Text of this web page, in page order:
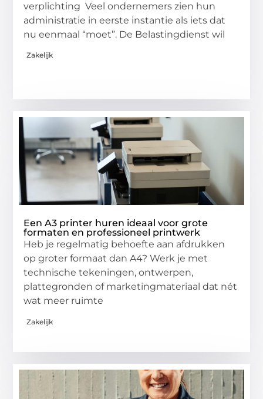
verplichting Veel ondernemers zien hun
administratie in eerste instantie als iets dat
nu eenmaal “moet”. De Belastingdienst wil
Zakelijk
Een A3 printer huren ideaal voor grote
formaten en professioneel printwerk
Heb je regelmatig behoefte aan afdrukken
op groter formaat dan A4? Werk je met
technische tekeningen, ontwerpen,
plattegronden of marketingmateriaal dat nét
wat meer ruimte
Zakelijk